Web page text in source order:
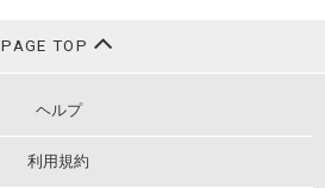
PAGE TOP
ヘルプ
利用規約